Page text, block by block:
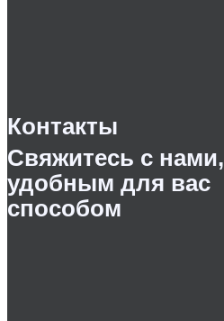
Контакты
Свяжитесь с нами,
удобным для вас
способом